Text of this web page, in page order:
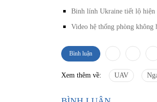
Binh lính Ukraine tiết lộ hiện
Video hệ thống phòng
Bình luận
Xem thêm về: UAV